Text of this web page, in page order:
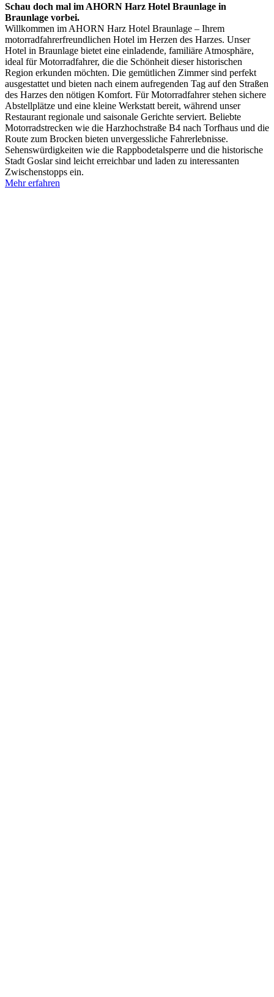
Schau doch mal im AHORN Harz Hotel Braunlage in
Braunlage vorbei.
Willkommen im AHORN Harz Hotel Braunlage – Ihrem
motorradfahrerfreundlichen Hotel im Herzen des Harzes. Unser
Hotel in Braunlage bietet eine einladende, familiäre Atmosphäre,
ideal für Motorradfahrer, die die Schönheit dieser historischen
Region erkunden möchten. Die gemütlichen Zimmer sind perfekt
ausgestattet und bieten nach einem aufregenden Tag auf den Straßen
des Harzes den nötigen Komfort. Für Motorradfahrer stehen sichere
Abstellplätze und eine kleine Werkstatt bereit, während unser
Restaurant regionale und saisonale Gerichte serviert. Beliebte
Motorradstrecken wie die Harzhochstraße B4 nach Torfhaus und die
Route zum Brocken bieten unvergessliche Fahrerlebnisse.
Sehenswürdigkeiten wie die Rappbodetalsperre und die historische
Stadt Goslar sind leicht erreichbar und laden zu interessanten
Zwischenstopps ein.
Mehr erfahren